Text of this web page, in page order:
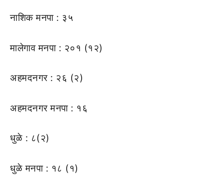
नाशिक मनपा : ३५
मालेगाव मनपा : २०१ (१२)
अहमदनगर : २६ (२)
अहमदनगर मनपा : १६
धुळे : ८(२)
धुळे मनपा : १८ (१)